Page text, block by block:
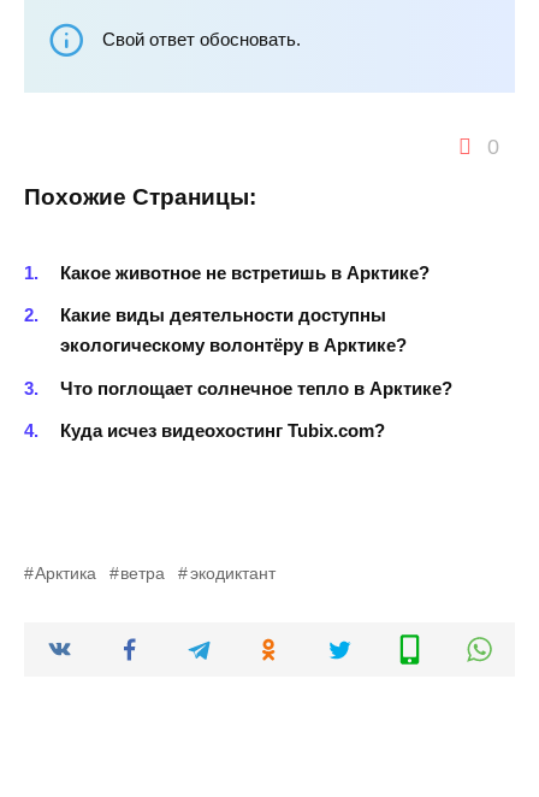
Свой ответ обосновать.
0
Похожие Страницы:
Какое животное не встретишь в Арктике?
Какие виды деятельности доступны
экологическому волонтёру в Арктике?
Что поглощает солнечное тепло в Арктике?
Куда исчез видеохостинг Tubix.com?
Арктика ветра экодиктант